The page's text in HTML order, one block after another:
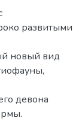
развитыми
новый вид
девона